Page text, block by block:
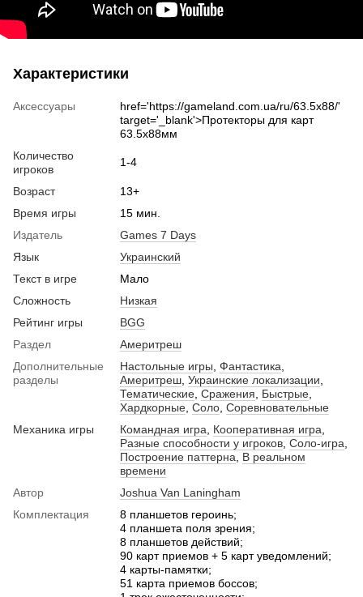
Характеристики
Аксессуары
href='https://gameland.com.ua/ru/63.5x88/'
target='_blank'>Протекторы для карт
63.5х88мм
Количество
игроков
1-4
Возраст
13+
Время игры
15 мин.
Издатель
Games 7 Days
Язык
Украинский
Текст в игре
Мало
Сложность
Низкая
Рейтинг игры
BGG
Раздел
Америтреш
Дополнительные
разделы
Настольные игры Фантастика
Америтреш Украинские локализации
Тематические Сражения Быстрые
Хардкорные Соло Соревновательные
Механика игры
Командная игра Кооперативная игра
Разные способности у игроков Соло-игра
Построение паттерна
В реальном
времени
Автор
Joshua Van Laningham
Комплектация
8 планшетов героинь;
4 планшета поля зрения;
8 планшетов действий;
90 карт приемов + 5 карт уведомлений;
4 карты-памятки;
51 карта приемов боссов;